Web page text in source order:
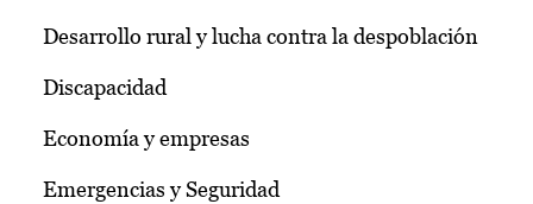
Desarrollo rural y lucha contra la despoblación
Discapacidad
Economía y empresas
Emergencias y Seguridad